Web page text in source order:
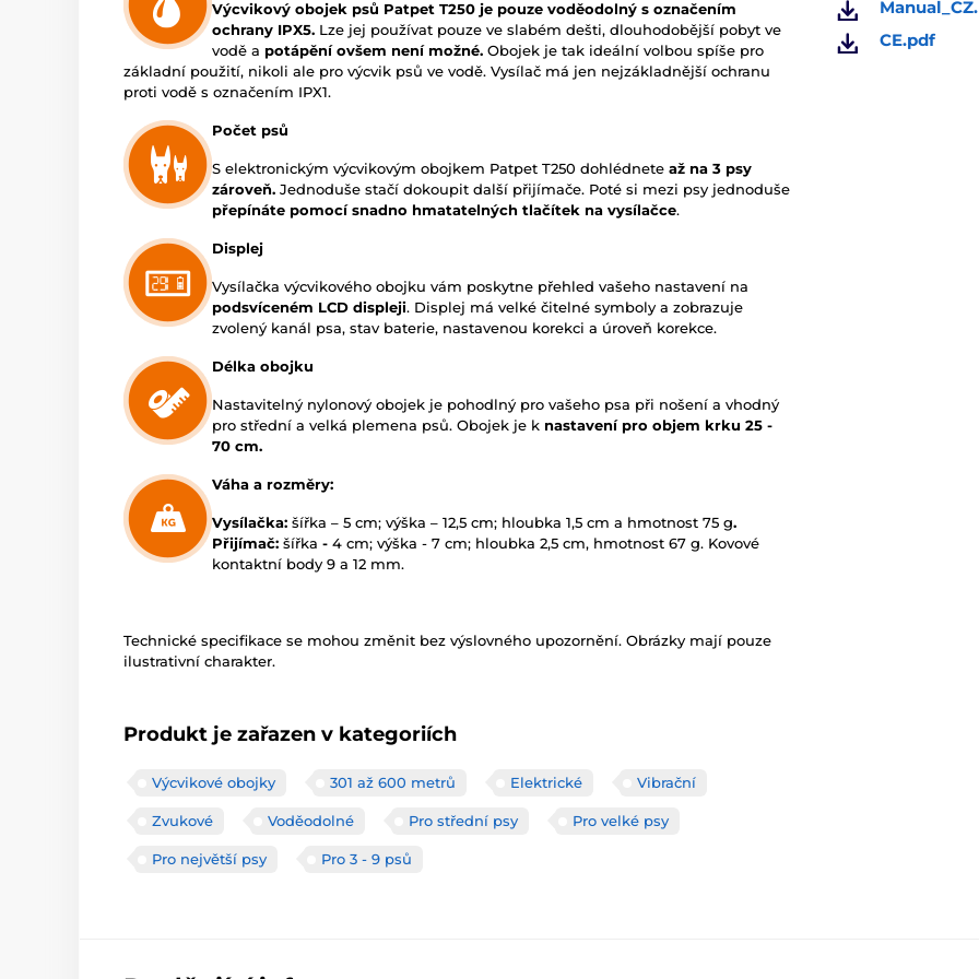
Výcvikový obojek psů Patpet T250 je pouze voděodolný s označením
ochrany IPX5. Lze jej používat pouze ve slabém dešti, dlouhodobější pobyt ve
vodě a potápění ovšem není možné. Obojek je tak ideální volbou spíše pro
základní použití, nikoli ale pro výcvik psů ve vodě. Vysílač má jen nejzákladnější ochranu
proti vodě s označením IPX1.
Počet psů
S elektronickým výcvikovým obojkem Patpet T250 dohlédnete až na 3 psy
zároveň. Jednoduše stačí dokoupit další přijímače. Poté si mezi psy jednoduše
přepínáte pomocí snadno hmatatelných tlačítek na vysílačce.
Displej
Vysílačka výcvikového obojku vám poskytne přehled vašeho nastavení na
podsvíceném LCD displeji. Displej má velké čitelné symboly a zobrazuje
zvolený kanál psa, stav baterie, nastavenou korekci a úroveň korekce.
Délka obojku
Nastavitelný nylonový obojek je pohodlný pro vašeho psa při nošení a vhodný
pro střední a velká plemena psů. Obojek je k nastavení pro objem krku 25 -
70 cm.
Váha a rozměry:
Vysílačka: šířka – 5 cm; výška – 12,5 cm; hloubka 1,5 cm a hmotnost 75 g.
Přijímač: šířka - 4 cm; výška - 7 cm; hloubka 2,5 cm, hmotnost 67 g. Kovové
kontaktní body 9 a 12 mm.
Technické specifikace se mohou změnit bez výslovného upozornění. Obrázky mají pouze
ilustrativní charakter.
Produkt je zařazen v kategoriích
Výcvikové obojky 301 až 600 metrů Elektrické Vibrační
Zvukové Voděodolné Pro střední psy Pro velké psy
Pro největší psy Pro 3 - 9 psů
CE.pdf